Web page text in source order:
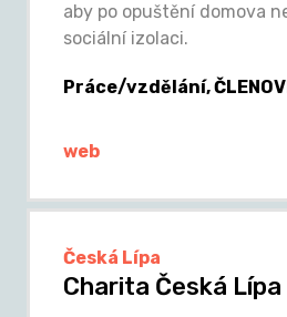
aby po opuštění domova
sociální izolaci.
Práce/vzdělání,
web
Česká Lípa
Charita Česká Lípa